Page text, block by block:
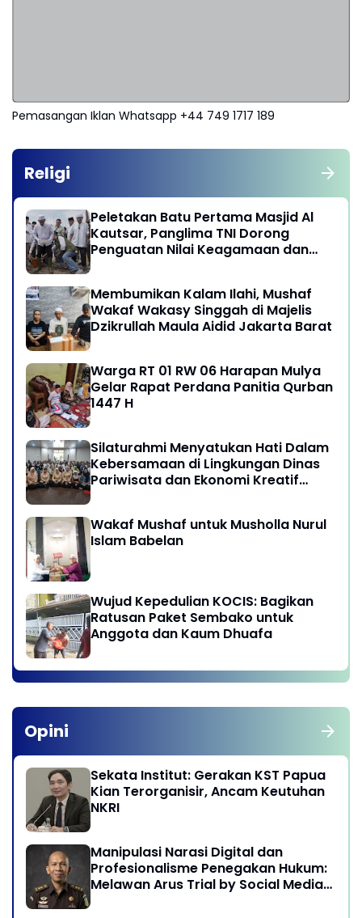
Pemasangan Iklan Whatsapp +44 749 1717 189
Religi
Peletakan Batu Pertama Masjid Al
Kautsar, Panglima TNI Dorong
Penguatan Nilai Keagamaan dan
Membumikan Kalam Ilahi, Mushaf
Wakaf Wakasy Singgah di Majelis
Dzikrullah Maula Aidid Jakarta Barat
Warga RT 01 RW 06 Harapan Mulya
Gelar Rapat Perdana Panitia Qurban
1447 H
Silaturahmi Menyatukan Hati Dalam
Kebersamaan di Lingkungan Dinas
Pariwisata dan Ekonomi Kreatif
Wakaf Mushaf untuk Musholla Nurul
Islam Babelan
Wujud Kepedulian KOCIS: Bagikan
Ratusan Paket Sembako untuk
Anggota dan Kaum Dhuafa
Opini
Sekata Institut: Gerakan KST Papua
Kian Terorganisir, Ancam Keutuhan
NKRI
Manipulasi Narasi Digital dan
Profesionalisme Penegakan Hukum:
Melawan Arus Trial by Social Media